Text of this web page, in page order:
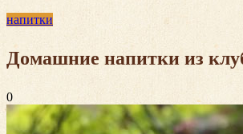
напитки
Домашние напитки из
0